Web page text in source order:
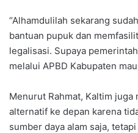
“Alhamdulilah sekarang
bantuan pupuk dan
legalisasi. Supaya
melalui APBD Kabupaten
Menurut Rahmat, Kaltim
alternatif ke depan karena
sumber daya alam saja,